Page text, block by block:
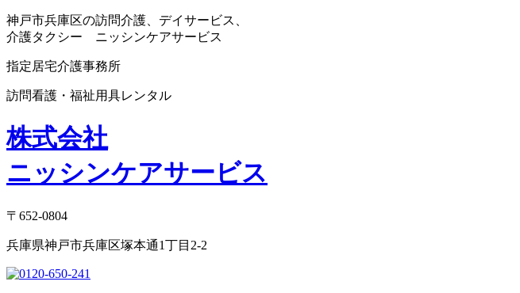
神戸市兵庫区の訪問介護、デイサービス、
介護タクシー ニッシンケアサービス
指定居宅介護事務所
訪問看護・福祉用具レンタル
株式会社
ニッシンケアサービス
〒652-0804
兵庫県神戸市兵庫区塚本通1丁目2-2